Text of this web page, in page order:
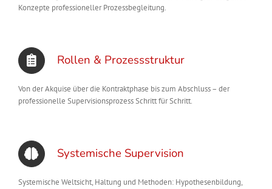
Konzepte professioneller Prozessbegleitung.
Rollen & Prozessstruktur
Von der Akquise über die Kontraktphase bis zum Abschluss – der
professionelle Supervisionsprozess Schritt für Schritt.
Systemische Supervision
Systemische Weltsicht, Haltung und Methoden: Hypothesenbildung,